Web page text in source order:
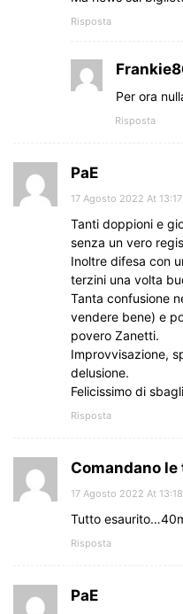
Risposta
Per ora
Risposta
PaE
17 Agosto 2022 At 13:17
Tanti doppioni e
senza un vero
Inoltre difesa con
terzini una volta
Tanta confusione
vendere bene) e
povero Zanetti.
Improvvisazione,
delusione.
Felicissimo di
Risposta
Comandano le
17 Agosto 2022 At 13:18
Tutto
Risposta
PaE